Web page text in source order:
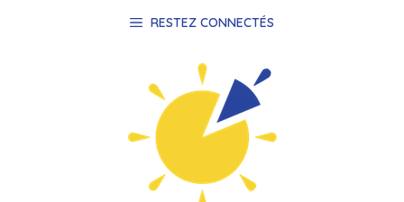
RESTEZ CONNECTÉS